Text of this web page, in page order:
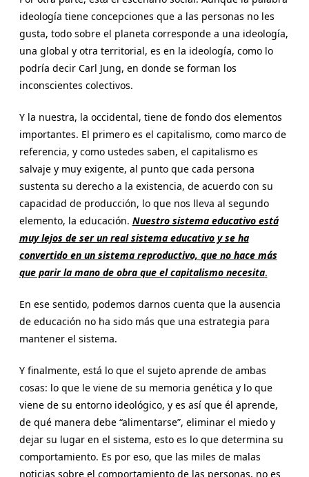
ideología tiene concepciones que a las personas no les
gusta, todo sobre el planeta corresponde a una ideología,
una global y otra territorial, es en la ideología, como lo
podría decir Carl Jung, en donde se forman los
inconscientes colectivos.
Y la nuestra, la occidental, tiene de fondo dos elementos
importantes. El primero es el capitalismo, como marco de
referencia, y como ustedes saben, el capitalismo es
salvaje y muy exigente, al punto que cada persona
sustenta su derecho a la existencia, de acuerdo con su
capacidad de producción, lo que nos lleva al segundo
elemento, la educación. Nuestro sistema educativo está
muy lejos de ser un real sistema educativo y se ha
convertido en un sistema reproductivo, que no hace más
que parir la mano de obra que el capitalismo necesita.
En ese sentido, podemos darnos cuenta que la ausencia
de educación no ha sido más que una estrategia para
mantener el sistema.
Y finalmente, está lo que el sujeto aprende de ambas
cosas: lo que le viene de su memoria genética y lo que
viene de su entorno ideológico, y es así que él aprende,
de qué manera debe “alimentarse”, eliminar el miedo y
dejar su lugar en el sistema, esto es lo que determina su
comportamiento. Es por eso, que las miles de malas
noticias sobre el comportamiento de las personas, no es